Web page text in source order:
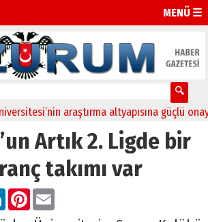
MENÜ ☰
araştırma altyapısına güçlü onay
Artık 2. Ligde bir
takımı var
LinkedIn
Pinterest
Email